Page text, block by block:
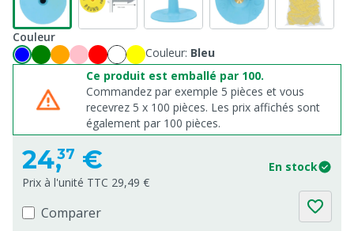
Couleur
Couleur: Bleu
Ce produit est emballé par 100.
Commandez par exemple 5 pièces et vous
recevrez 5 x 100 pièces. Les prix affichés sont
également par 100 pièces.
24,37 €
En stock
Prix à l'unité TTC 29,49 €
Comparer